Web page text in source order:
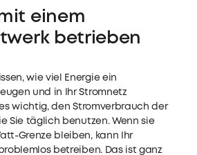
einem
betrieben
wie viel Energie ein
und in Ihr Stromnetz
wichtig, den Stromverbrauch der
Sie täglich benutzen. Wenn sie
Grenze bleiben, kann Ihr
betreiben. Das ist ganz